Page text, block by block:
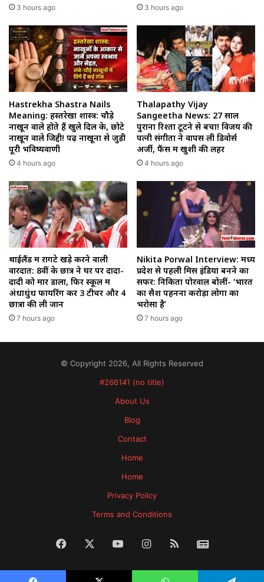
3 hours ago 3 hours ago
Hastrekha Shastra Nails
Meaning: हस्तरेखा शास्त्र: चौड़े
नाखून वाले होते हैं खुले दिल के, छोटे
नाखून वाले जिद्दी! पढ़ें नाखूनों से जुड़ी
पूरी भविष्यवाणी
4 hours ago
Thalapathy Vijay
Sangeetha News: 27 साल
पुराना रिश्ता टूटने से बचा! विजय की
पत्नी संगीता ने वापस ली डिवोर्स
अर्जी, फैंस में खुशी की लहर
4 hours ago
थाईलैंड में रोंगटे खड़े करने वाली
वारदात: 8वीं के छात्र ने घर पर दादा-
दादी को मार डाला, फिर स्कूल में
अंधाधुंध फायरिंग कर 3 टीचर और 4
छात्रों की ली जान
7 hours ago
Nikita Porwal Interview: मध्य
प्रदेश से पहली मिस इंडिया बनने का
सफर: निकिता पोरवाल बोलीं- ‘भारत
का सैश पहनना करोड़ों लोगों का
भरोसा है’
7 hours ago
© Copyright 2026, All Rights Reserved
#266141 (no title)
About Us
Blog
Contact
Home
Home
Privacy Policy
Terms and Conditions
Facebook YouTubeInstagram
RSS News